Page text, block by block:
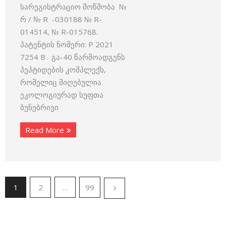
სარეგისტრაციო მოწმობა №
რ / № R -030188 № R-
014514, № R-015768.
პატენტის ნომერი: P 2021
7254 B გა-40 წარმოადგენს
პეპტიდების კომპლექს,
რომელიც მიღებულია
ეკოლოგიურად სუფთა
ბუნებრივი
Read More
1 2 … 99